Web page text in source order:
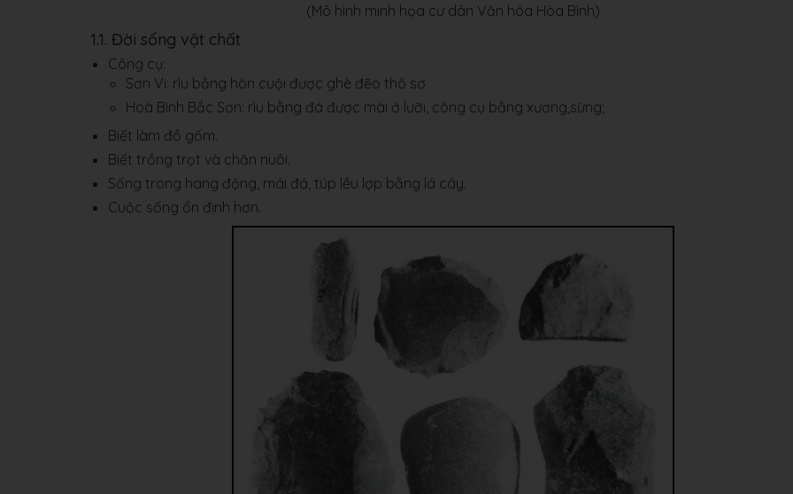
(Mô hình minh họa cư dân Văn hóa Hòa Bình)
1.1. Đời sống vật chất
Công cụ:
Sơn Vi: rìu bằng hòn cuội được ghè đẽo thô sơ
Hoà Bình Bắc Sơn: rìu bằng đá được mài ở lưỡi, công cụ bằng xương,sừng;
Biết làm đồ gốm.
Biết trồng trọt và chăn nuôi.
Sống trong hang động, mái đá, túp lều lợp bằng lá cây.
Cuộc sống ổn định hơn.